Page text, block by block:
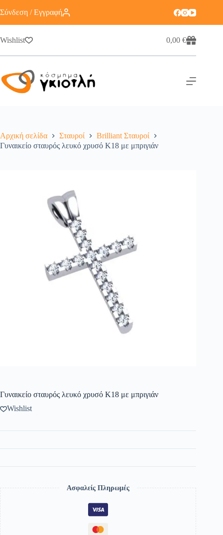
Σύνδεση / Εγγραφή
Wishlist 0,00€
Αρχική σελίδα Σταυροί
Brilliant Σταυροί
Γυναικείο σταυρός λευκό χρυσό Κ18 με μπριγιάν
Γυναικείο σταυρός λευκό χρυσό Κ18 με μπριγιάν
Wishlist
Ασφαλείς Πληρωμές